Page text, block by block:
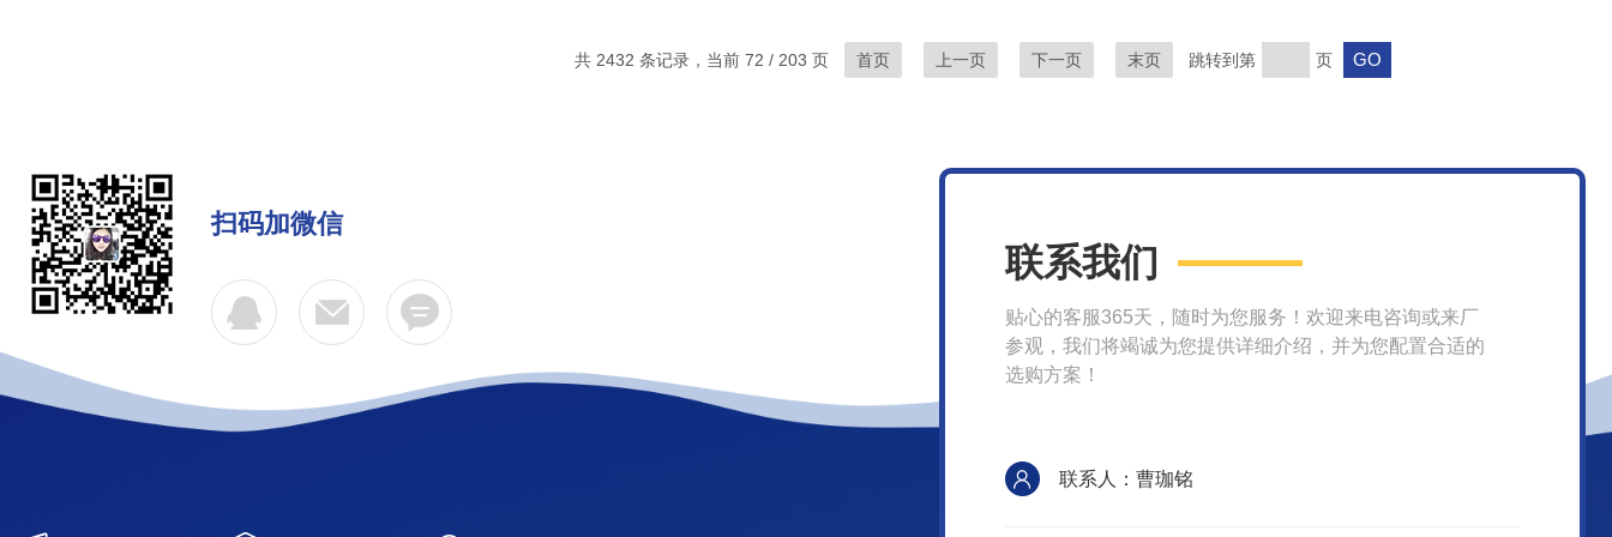
共 2432 条记录，当前 72 / 203 页 首页 上一页 下一页 末页 跳转到第 页
扫码加微信
联系我们
贴心的客服365天，随时为您服务！欢迎来电咨询或来厂
参观，我们将竭诚为您提供详细介绍，并为您配置合适的
选购方案！
联系人：曹珈铭